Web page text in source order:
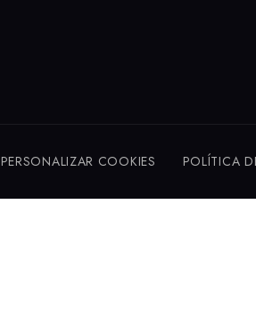
PERSONALIZAR COOKIES POLÍTICA